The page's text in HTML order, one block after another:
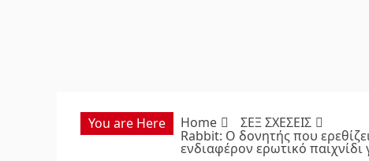
You are Here Home ΣΕΞ ΣΧΕΣΕΙΣ
Rabbit: Ο δονητής που
ενδιαφέρον ερωτικό παιχνίδι